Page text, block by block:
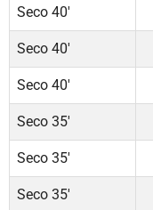
Seco 40'
Seco 40'
Seco 40'
Seco 35'
Seco 35'
Seco 35'